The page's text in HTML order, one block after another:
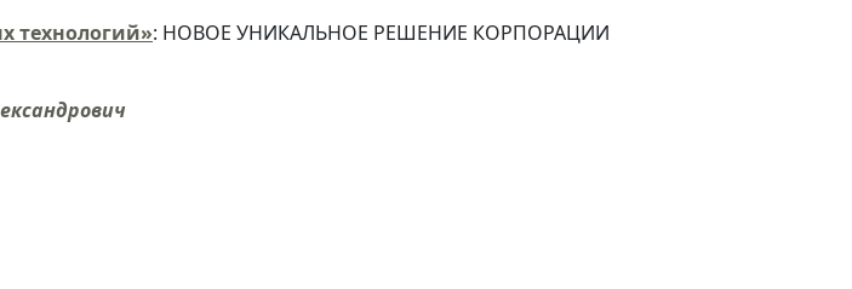
технологий»: НОВОЕ УНИКАЛЬНОЕ РЕШЕНИЕ КОРПОРАЦИИ